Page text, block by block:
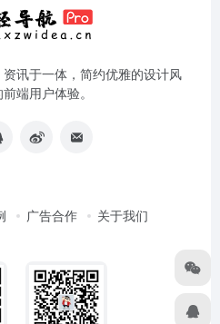
讯于一体，简约优雅的设计风
端用户体验。
广告合作 关于我们